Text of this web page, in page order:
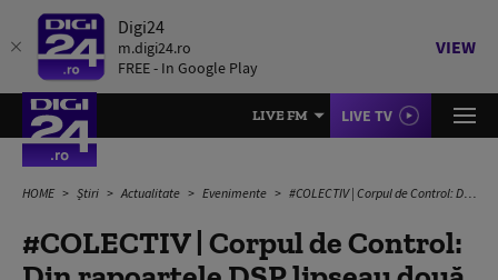
Digi24
m.digi24.ro
FREE - In Google Play
VIEW
LIVE FM LIVE TV
HOME Știri Actualitate Evenimente #COLECTIV | Corpul de Control: Din rapoartele DSP lipseau două decese, care iniţial figurau în statistica oferită de spital
#COLECTIV | Corpul de Control: